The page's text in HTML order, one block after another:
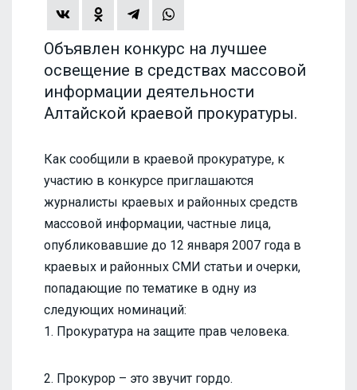
Объявлен конкурс на лучшее
освещение в средствах массовой
информации деятельности
Алтайской краевой прокуратуры.
Как сообщили в краевой прокуратуре, к
участию в конкурсе приглашаются
журналисты краевых и районных средств
массовой информации, частные лица,
опубликовавшие до 12 января 2007 года в
краевых и районных СМИ статьи и очерки,
попадающие по тематике в одну из
следующих номинаций:
1. Прокуратура на защите прав человека.
2. Прокурор – это звучит гордо.